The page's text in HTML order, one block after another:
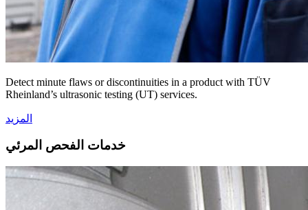
Detect minute flaws or discontinuities in a product with TÜV
Rheinland’s ultrasonic testing (UT) services.
المزيد
خدمات الفحص المرئي